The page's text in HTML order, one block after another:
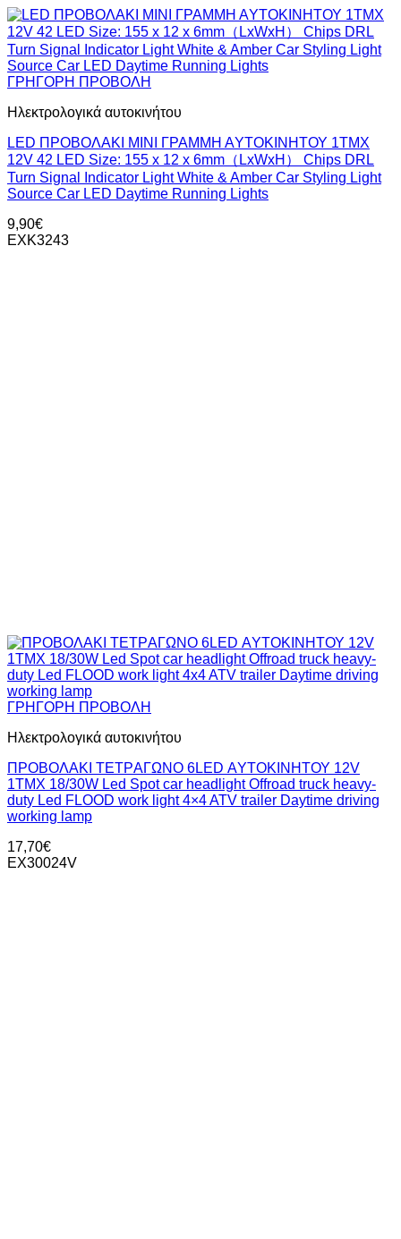
ΓΡΗΓΟΡΗ ΠΡΟΒΟΛΗ
Ηλεκτρολογικά αυτοκινήτου
LED ΠΡΟΒΟΛΑΚΙ ΜΙΝΙ ΓΡΑΜΜΗ ΑYTOΚΙΝΗΤΟΥ 1TMX
12V 42 LED Size: 155 x 12 x 6mm（LxWxH） Chips DRL
Turn Signal Indicator Light White & Amber Car Styling Light
Source Car LED Daytime Running Lights
9,90€
EXK3243
ΓΡΗΓΟΡΗ ΠΡΟΒΟΛΗ
Ηλεκτρολογικά αυτοκινήτου
ΠΡΟΒΟΛΑΚΙ ΤΕΤΡAΓΩΝΟ 6LED ΑYΤΟΚΙΝΗΤΟΥ 12V
1TMX 18/30W Led Spot car headlight Offroad truck heavy-
duty Led FLOOD work light 4×4 ATV trailer Daytime driving
working lamp
17,70€
ΕΧ30024V